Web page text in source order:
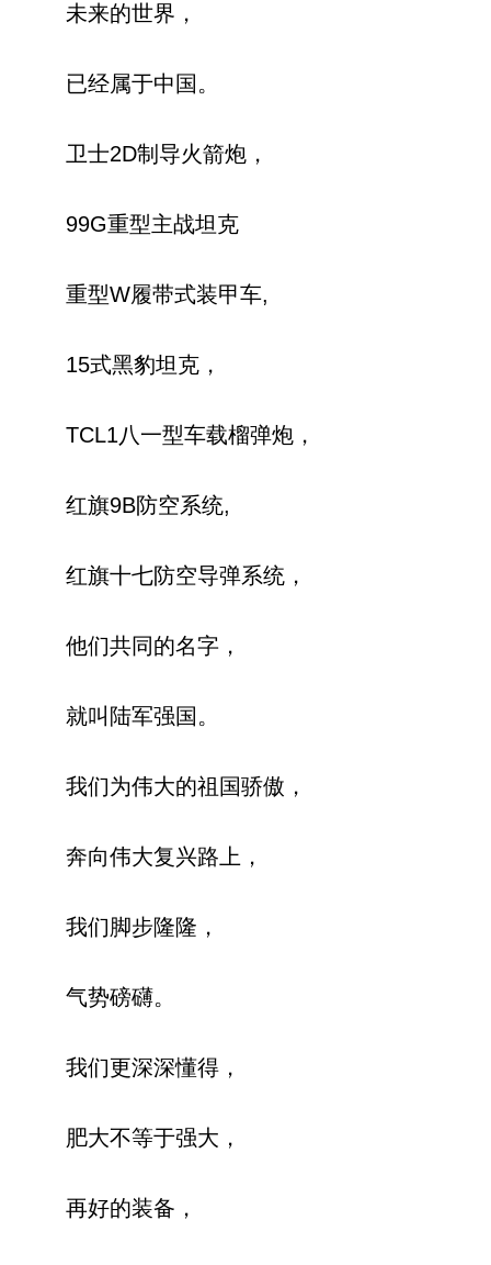
未来的世界，
已经属于中国。
卫士2D制导火箭炮，
99G重型主战坦克
重型W履带式装甲车,
15式黑豹坦克，
TCL1八一型车载榴弹炮，
红旗9B防空系统,
红旗十七防空导弹系统，
他们共同的名字，
就叫陆军强国。
我们为伟大的祖国骄傲，
奔向伟大复兴路上，
我们脚步隆隆，
气势磅礴。
我们更深深懂得，
肥大不等于强大，
再好的装备，